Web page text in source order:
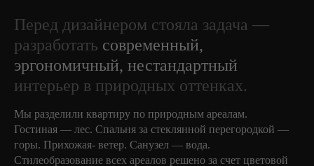
Перед дизайнером стояла задача —
разработать современный,
эргономичный, нестандартный
интерьер в природных оттенках.
Мы разделили квартиру по природным ареалам.
Гостиная — лес. Спальня за стеклянной перегородкой —
горы. Прихожая- ветер. Санузел — вода.
Стилеобразование всех ареалов решено за счет цветовой